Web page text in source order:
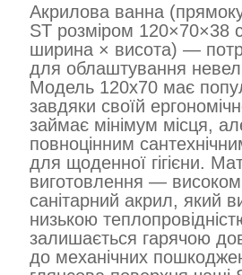
Акрилова ванна
ST розміром 120×70×38
ширина × висота) —
для облаштування
Модель 120х70 має
завдяки своїй
займає мінімум місця,
повноцінним
для щоденної гігієни.
виготовлення —
санітарний акрил, який
низькою
залишається гарячою
до механічних